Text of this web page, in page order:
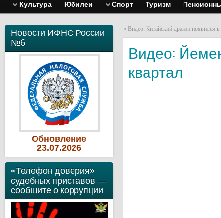
Культура Юбилеи Спорт Туризм
Новости ИФНС России
№6
Обновление
23.07.2026
«Телефон доверия»
судебных приставов —
сообщите о коррупции
« Видео: Китайский дракон появился в
Видео:
квартал